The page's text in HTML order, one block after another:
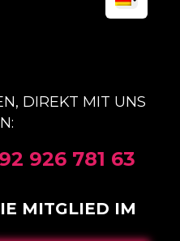
DIREKT MIT UNS
926 781 63
MITGLIED IM